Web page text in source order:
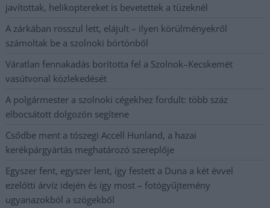
javítottak, helikoptereket is bevetettek a tüzeknél
A zárkában rosszul lett, elájult – ilyen körülményekről
számoltak be a szolnoki börtönből
Váratlan fennakadás borította fel a Szolnok–Kecskemét
vasútvonal közlekedését
A polgármester a szolnoki cégekhez fordult: több száz
elbocsátott dolgozón segítene
Csődbe ment a tószegi Accell Hunland, a hazai
kerékpárgyártás meghatározó szereplője
Egyszer fent, egyszer lent, így festett a Duna a két évvel
ezelőtti árvíz idején és így most – fotógyűjtemény
ugyanazokból a szögekből